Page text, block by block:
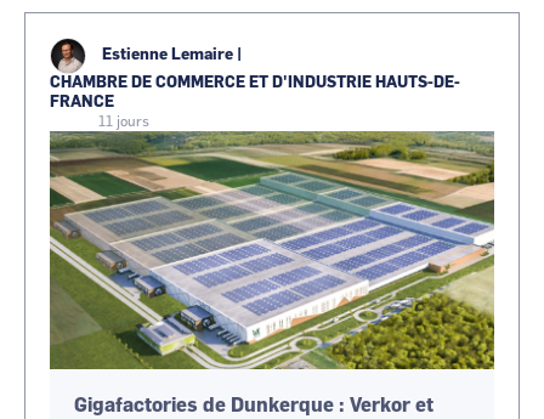
Estienne Lemaire
CHAMBRE DE COMMERCE ET D'INDUSTRIE HAUTS-DE-
FRANCE
11 jours
Image
Gigafactories de Dunkerque : Verkor et